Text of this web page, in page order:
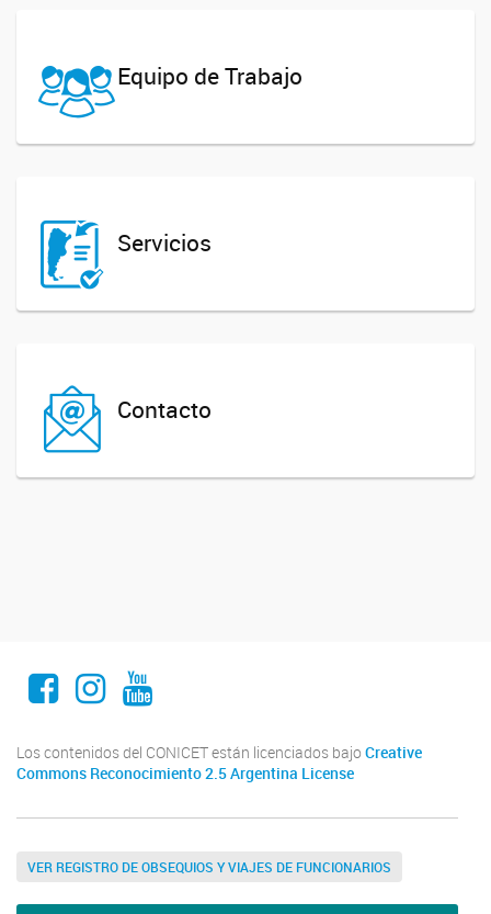
Equipo de Trabajo
Servicios
Contacto
Facebook
Instagram
Youtube
Los contenidos del CONICET están licenciados bajo Creative
Commons Reconocimiento 2.5 Argentina License
VER REGISTRO DE OBSEQUIOS Y VIAJES DE FUNCIONARIOS